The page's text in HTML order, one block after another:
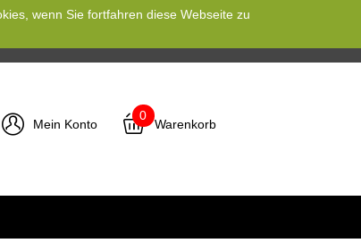
wenn Sie fortfahren diese Webseite zu
Mein Konto
0
Warenkorb